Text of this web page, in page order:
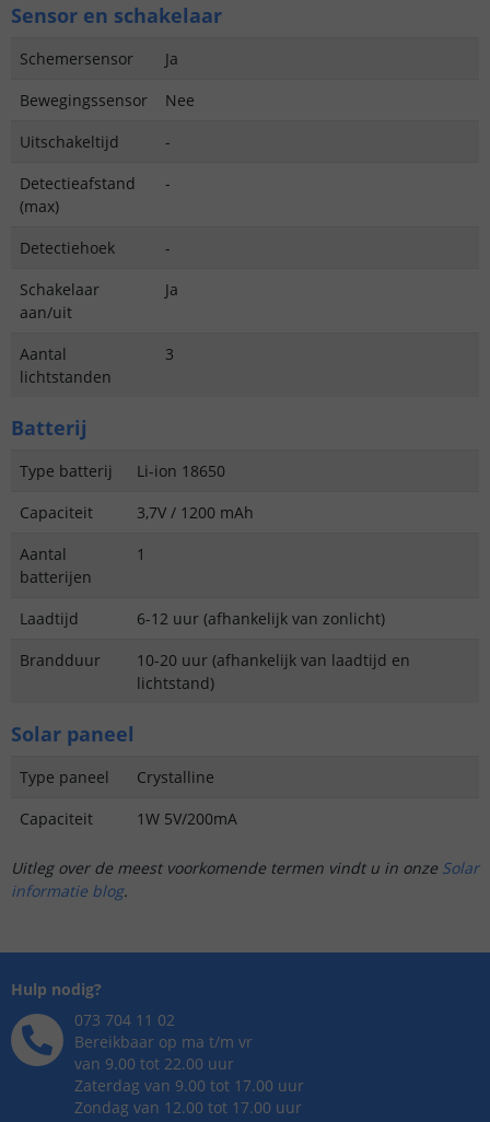
Sensor en schakelaar
Schemersensor
Ja
Bewegingssensor
Nee
Uitschakeltijd
-
Detectieafstand
(max)
-
Detectiehoek
-
Schakelaar
aan/uit
Ja
Aantal
lichtstanden
3
Batterij
Type batterij
Li-ion 18650
Capaciteit
3,7V / 1200 mAh
Aantal
batterijen
1
Laadtijd
6-12 uur (afhankelijk van zonlicht)
Brandduur
10-20 uur (afhankelijk van laadtijd en
lichtstand)
Solar paneel
Type paneel
Crystalline
Capaciteit
1W 5V/200mA
Uitleg over de meest voorkomende termen vindt u in onze Solar
informatie blog.
Hulp nodig?
073 704 11 02
Bereikbaar op ma t/m vr
van 9.00 tot 22.00 uur
Zaterdag van 9.00 tot 17.00 uur
Zondag van 12.00 tot 17.00 uur